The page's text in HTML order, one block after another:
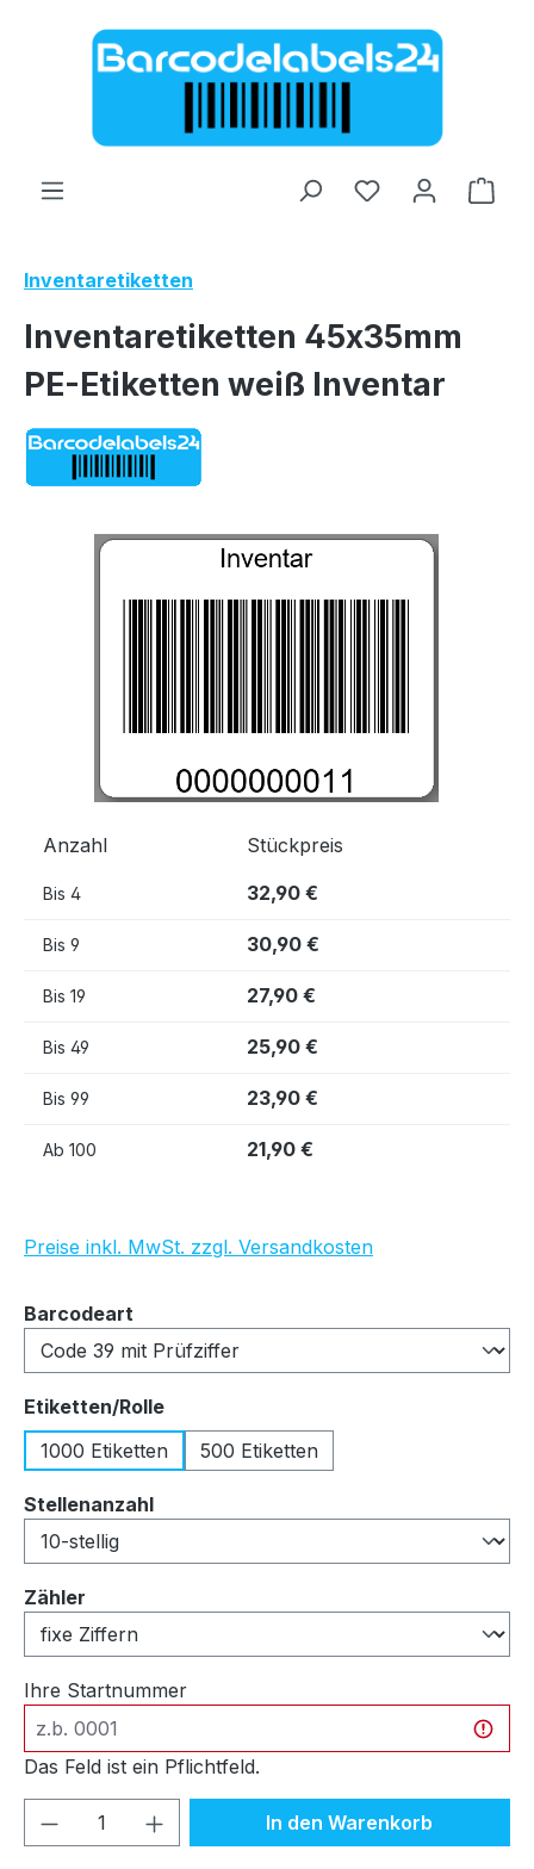
Zum Hauptinhalt springen
Inventaretiketten
Inventaretiketten 45x35mm
PE-Etiketten weiß Inventar
Bildergalerie überspringen
Anzahl Stückpreis
Bis 4 32,90 €
Bis 9 30,90 €
Bis 19 27,90 €
Bis 49 25,90 €
Bis 99 23,90 €
Ab 100 21,90 €
Preise inkl. MwSt. zzgl. Versandkosten
Barcodeart
Etiketten/Rolleauswählen
1000 Etiketten
500 Etiketten
Stellenanzahlauswählen
Zähler
Ihre Startnummer
Das Feld ist ein Pflichtfeld.
Produkt Anzahl: Gib denIn den Warenkorb